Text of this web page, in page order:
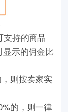
支持的商品
显示的佣金比
则按卖家实
的，则一律